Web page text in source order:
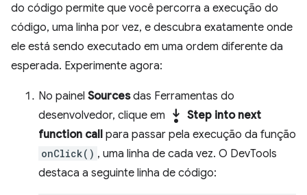
do código permite que você percorra a execução do
código, uma linha por vez, e descubra exatamente onde
ele está sendo executado em uma ordem diferente da
esperada. Experimente agora:
No painel Sourcesdas Ferramentas do
desenvolvedor, clique em step_into Step into next
function call para passar pela execução da função
onClick() , uma linha de cada vez. O DevTools
destaca a seguinte linha de código: